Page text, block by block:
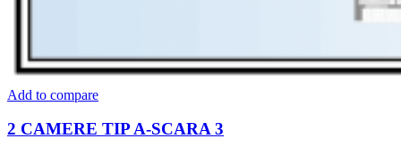
Add to compare
2 CAMERE TIP A-SCARA 3